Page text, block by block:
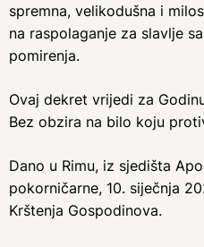
spremna, velikodušna i
na raspolaganje za slavlje
pomirenja.
Ovaj dekret vrijedi za
Bez obzira na bilo koju
Dano u Rimu, iz sjedišta
pokorničarne, 10. siječnja
Krštenja Gospodinova.